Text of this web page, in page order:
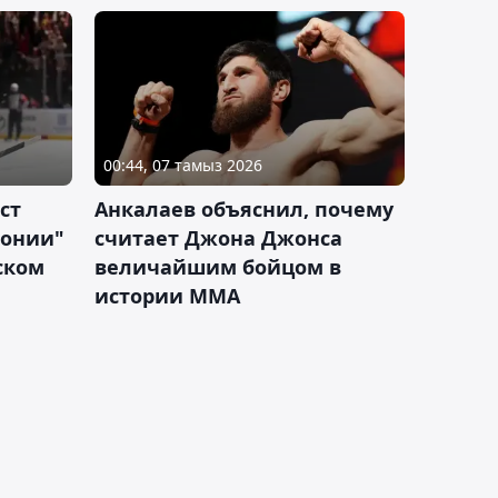
00:44, 07 тамыз 2026
Анкалаев объяснил, почему
считает Джона Джонса
величайшим бойцом в
истории ММА